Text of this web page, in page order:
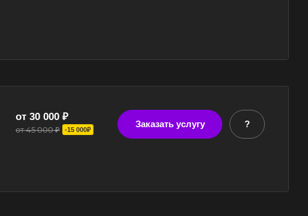
от 30 000 ₽
от 45 000 ₽ -15 000₽
Заказать услугу ?